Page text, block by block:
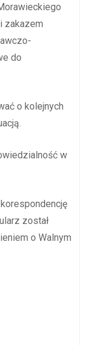
zakazem
do
o kolejnych
w
został
o Walnym